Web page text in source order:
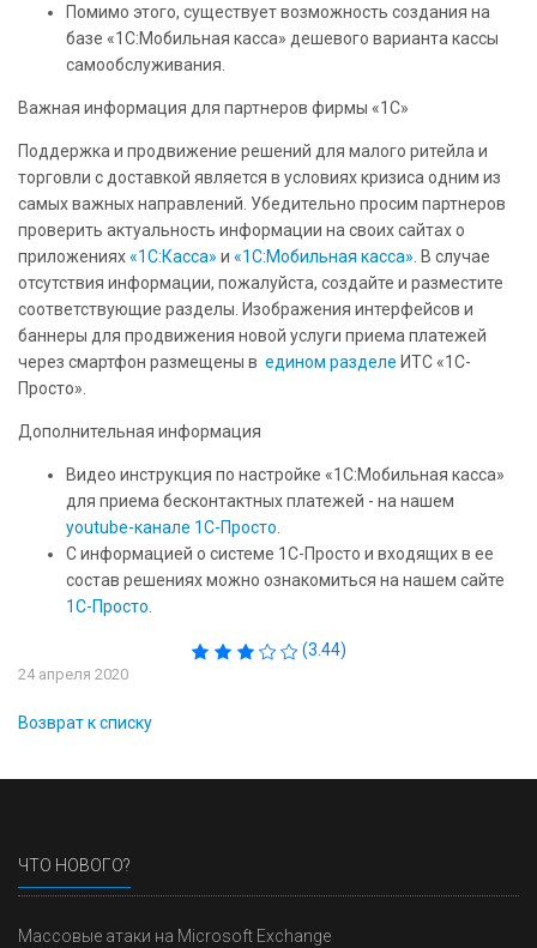
Помимо этого, существует возможность создания на
базе «1С:Мобильная касса» дешевого варианта кассы
самообслуживания.
Важная информация для партнеров фирмы «1С»
Поддержка и продвижение решений для малого ритейла и
торговли с доставкой является в условиях кризиса одним из
самых важных направлений. Убедительно просим партнеров
проверить актуальность информации на своих сайтах о
приложениях«1С:Касса» и «1С:Мобильная касса» . В случае
отсутствия информации, пожалуйста, создайте и разместите
соответствующие разделы. Изображения интерфейсов и
баннеры для продвижения новой услуги приема платежей
через смартфон размещены в едином разделе ИТС «1С-
Просто».
Дополнительная информация
Видео инструкция по настройке «1С:Мобильная касса»
для приема бесконтактных платежей - на нашем
youtube-канале 1С-Просто
С информацией о системе 1С-Просто и входящих в ее
состав решениях можно ознакомиться на нашем сайте
1С-Просто
(3.44)
24 апреля 2020
Возврат к списку
ЧТО НОВОГО?
Массовые атаки на Microsoft Exchange